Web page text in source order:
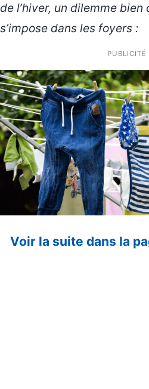
de l’hiver, un dilemme
s’impose dans les foyers :
PUBLICITÉ
Voir la suite dans la